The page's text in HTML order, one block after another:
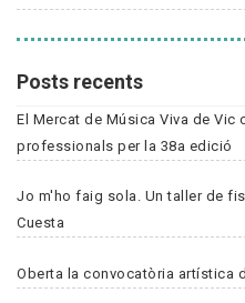
Posts recents
El Mercat de Música Viva de
professionals per la 38a edició
Jo m'ho faig sola. Un taller de
Cuesta
Oberta la convocatòria artística